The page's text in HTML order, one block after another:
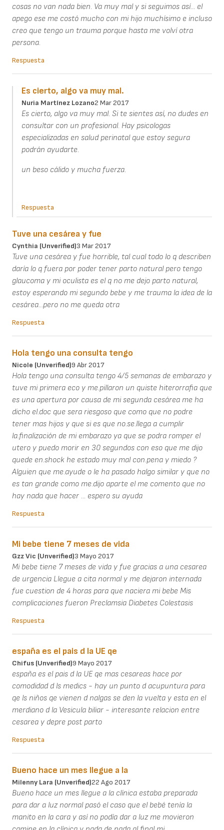
cosas no van nada bien. Va muy mal y si seguimos así... el
apego ese me costó mucho con mi hijo muchísimo e incluso
creo que tengo un trauma porque hasta me volví otra
persona.
Respuesta
Es cierto, algo va muy mal.
Nuria Martínez Lozano2 Mar 2017
Es cierto, algo va muy mal. Si te sientes así, no dudes en
consultar con un profesional. Hay psicologas
especializadas en salud perinatal que estoy segura
podrán ayudarte.
un beso cálido y mucha fuerza.
Respuesta
Tuve una cesárea y fue
Cynthia (unverified)3 Mar 2017
Tuve una cesárea y fue horrible, tal cual todo lo q describen
daría lo q fuera por poder tener parto natural pero tengo
glaucoma y mi oculista es el q no me dejo parto natural,
estoy esperando mi segundo bebe y me trauma la idea de la
cesárea...pero no me queda otra
Respuesta
Hola tengo una consulta tengo
Nicole (unverified)9 Abr 2017
Hola tengo una consulta tengo 4/5 semanas de embarazo y
tuve mi primera eco y me.pillaron un quiste hiterorrafia que
es una apertura por causa de mi segunda cesárea me ha
dicho el.doc que sera riesgoso que como que no podre
tener mas hijos y que si es que no.se.llega a cumplir
la.finalización de mi embarazo ya que se podra romper el
utero y puedo morir en 30 segundos con eso que me dijo
quede en.shock he estado muy mal con.pena y miedo ?
Alguien que me.ayude o le ha pasado halgo similar y que no
es tan grande como me.dijo aparte el me comento que no
hay nada que hacer ... espero su ayuda
Respuesta
Mi bebe tiene 7 meses de vida
Gzz Vic (unverified)3 Mayo 2017
Mi bebe tiene 7 meses de vida y fue gracias a una cesarea
de urgencia Llegue a cita normal y me dejaron internada
fue cuestion de 4 horas para que naciera mi bebe Mis
complicaciones fueron Preclamsia Diabetes Colestasis
Respuesta
españa es el pais d la UE qe
Chifus (unverified)9 Mayo 2017
españa es el pais d la UE qe mas cesareas hace por
comodidad d ls medics - hay un punto d acupuntura para
qe ls niños qe vienen d nalgas se den la vuelta y esta en el
merdiano d la Vesicula biliar - interesante relacion entre
cesarea y depre post parto
Respuesta
Bueno hace un mes llegue a la
Milenny Lara (unverified)22 Ago 2017
Bueno hace un mes llegue a la clínica estaba preparada
para dar a luz normal pasó el caso que el bebé tenía la
manito en la cara y así no podía dar a luz me movieron